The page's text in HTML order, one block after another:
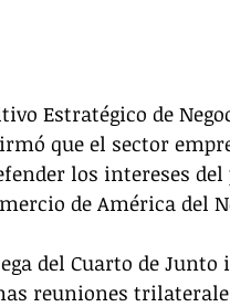
Estratégico de
que el sector
los intereses
de América del
del Cuarto de Junto
reuniones